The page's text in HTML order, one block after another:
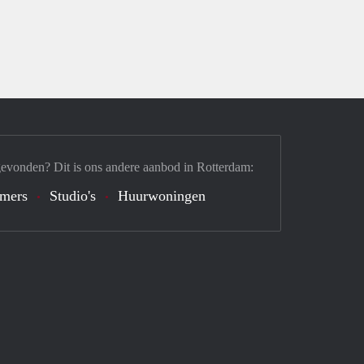
Dit is ons andere aanbod in Rotterdam:
Studio's Huurwoningen